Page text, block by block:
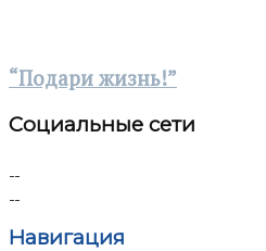
“Подари жизнь!”
Социальные сети
Навигация